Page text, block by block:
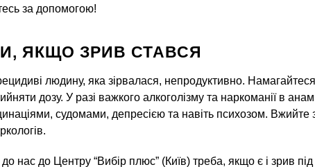
за допомогою!
ЯКЩО ЗРИВ СТАВСЯ
людину, яка зірвалася, непродуктивно.
дозу. У разі важкого алкоголізму та наркоманії в
судомами, депресією та навіть психозом. Вжийте
нас до Центру “Вибір плюс” (Київ) треба, якщо є і зрив